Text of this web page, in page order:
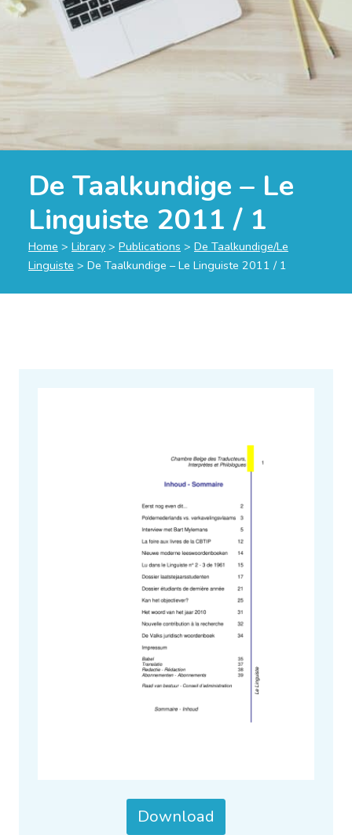
De Taalkundige – Le
Linguiste 2011 / 1
Home > Library > Publications > De Taalkundige/Le
Linguiste > De Taalkundige – Le Linguiste 2011 / 1
Download